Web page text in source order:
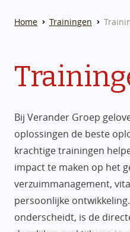
Home Trainingen
Bij Verander Groep
oplossingen de beste
krachtige trainingen
impact te maken op het
verzuimmanagement,
persoonlijke
onderscheidt, is de